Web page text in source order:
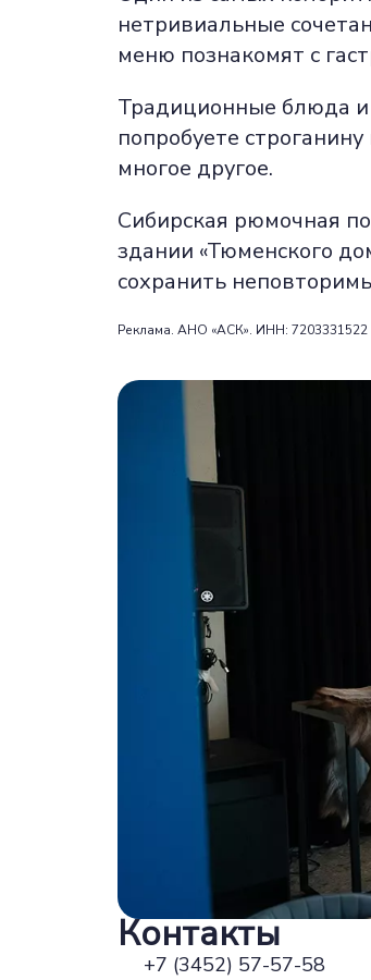
нетривиальные
меню познакомят с
Традиционные блюда и
попробуете
многое другое.
Сибирская рюмочная
здании «Тюменского
сохранить
Реклама. АНО «АСК». ИНН: 7203331522
Контакты
+7 (3452) 57-57-58